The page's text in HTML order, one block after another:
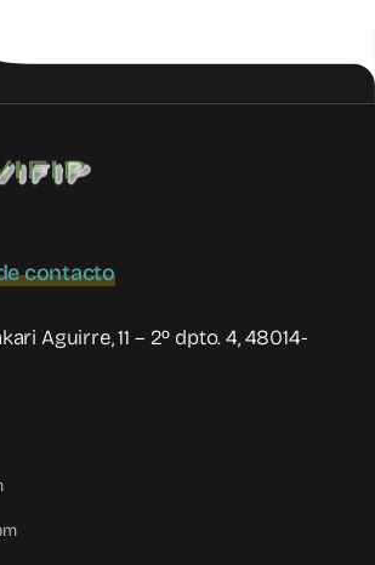
contacto
Aguirre, 11 – 2º dpto. 4, 48014-